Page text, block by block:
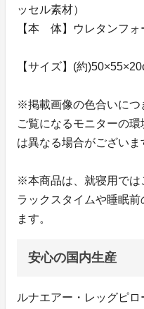
ッセル素材）
【本 体】ウレタ
【サイズ】(約
※掲載画像の色合いにつ
ご覧になるモニターの
は異なる場合がございま
※本商品は、就寝用では
ラックスタイムや睡眠
ます。
安心の国内生産
ルナエアー・レッグピ